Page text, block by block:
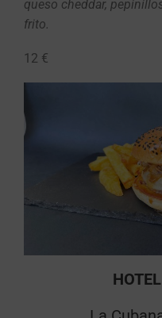
queso cheddar,
frito.
12 €